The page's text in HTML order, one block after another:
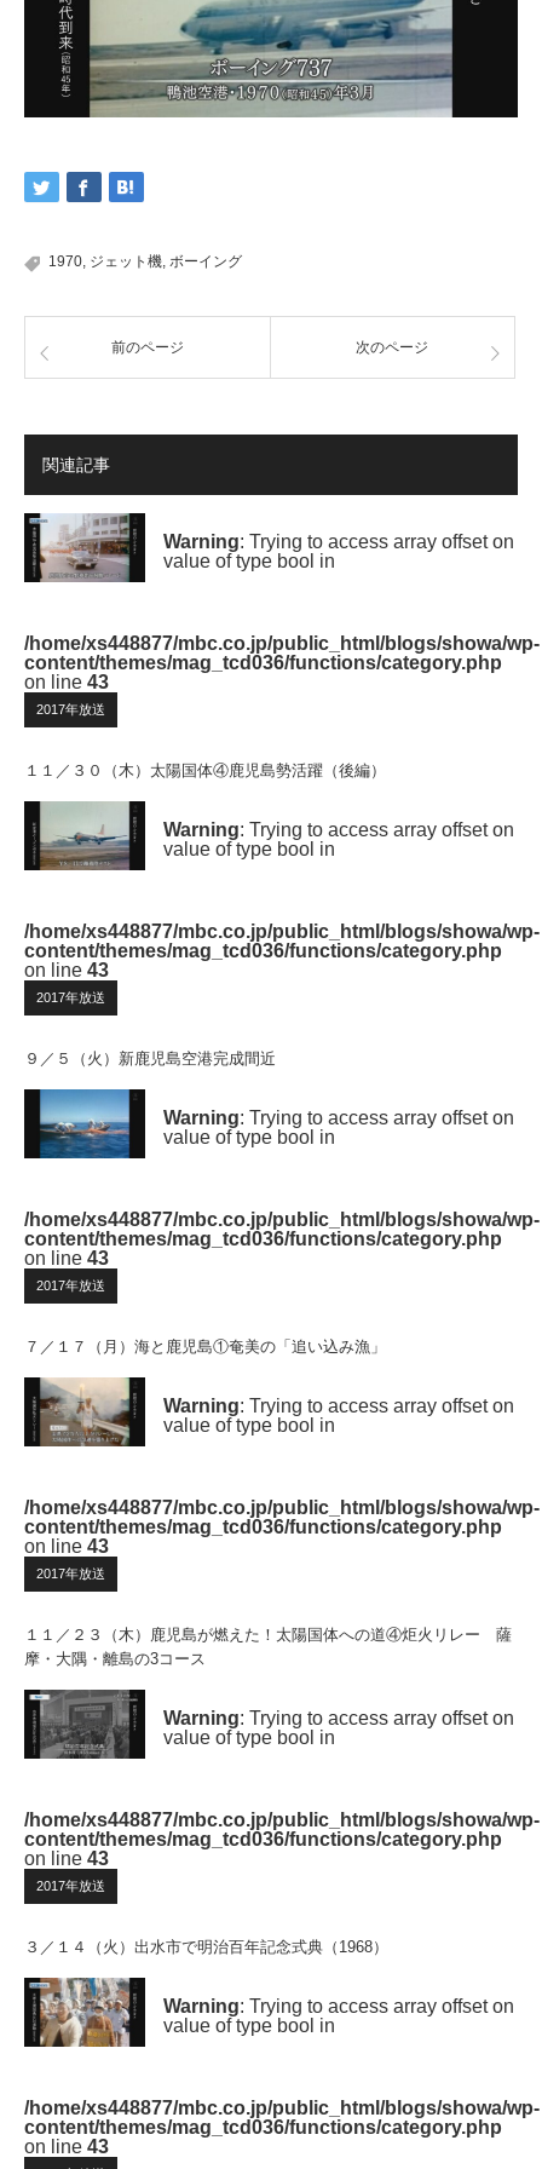
1970, ジェット機, ボーイング
前のページ 次のページ
関連記事
Warning: Trying to access array offset on
value of type bool in
/home/xs448877/mbc.co.jp/public_html/blogs/showa/wp-
content/themes/mag_tcd036/functions/category.php
on line 43
2017年放送
１１／３０（木）太陽国体④鹿児島勢活躍（後編）
Warning: Trying to access array offset on
value of type bool in
/home/xs448877/mbc.co.jp/public_html/blogs/showa/wp-
content/themes/mag_tcd036/functions/category.php
on line 43
2017年放送
９／５（火）新鹿児島空港完成間近
Warning: Trying to access array offset on
value of type bool in
/home/xs448877/mbc.co.jp/public_html/blogs/showa/wp-
content/themes/mag_tcd036/functions/category.php
on line 43
2017年放送
７／１７（月）海と鹿児島①奄美の「追い込み漁」
Warning: Trying to access array offset on
value of type bool in
/home/xs448877/mbc.co.jp/public_html/blogs/showa/wp-
content/themes/mag_tcd036/functions/category.php
on line 43
2017年放送
１１／２３（木）鹿児島が燃えた！太陽国体への道④炬火リレー 薩
摩・大隅・離島の3コース
Warning: Trying to access array offset on
value of type bool in
/home/xs448877/mbc.co.jp/public_html/blogs/showa/wp-
content/themes/mag_tcd036/functions/category.php
on line 43
2017年放送
３／１４（火）出水市で明治百年記念式典（1968）
Warning: Trying to access array offset on
value of type bool in
/home/xs448877/mbc.co.jp/public_html/blogs/showa/wp-
content/themes/mag_tcd036/functions/category.php
on line 43